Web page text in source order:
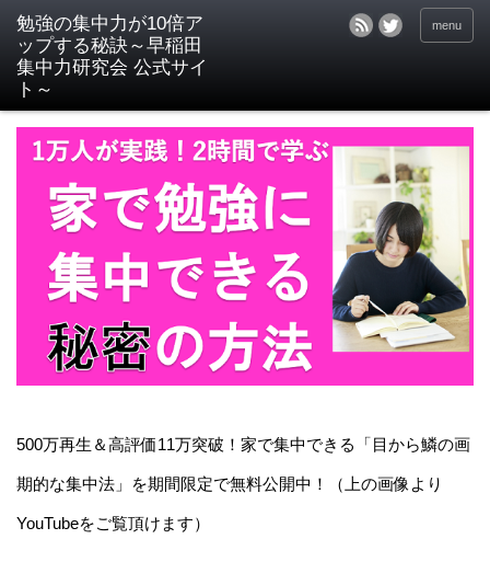
menu
500万再生＆高評価11万突破！家で集中できる「目から鱗の画
期的な集中法」を期間限定で無料公開中！（上の画像より
YouTubeをご覧頂けます）